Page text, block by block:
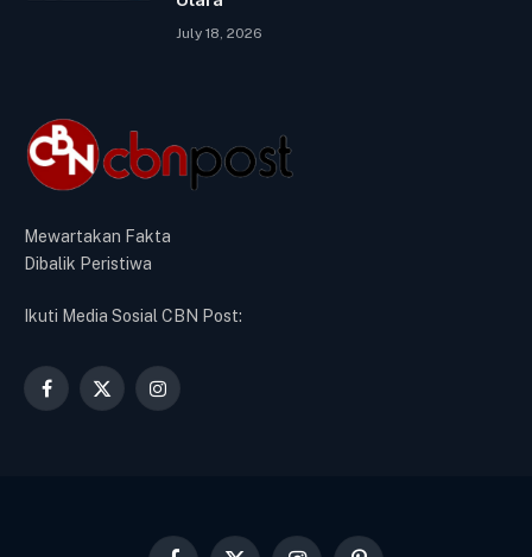
July 18, 2026
Mewartakan Fakta
Dibalik Peristiwa
Ikuti Media Sosial CBN Post:
Facebook
X
Instagram